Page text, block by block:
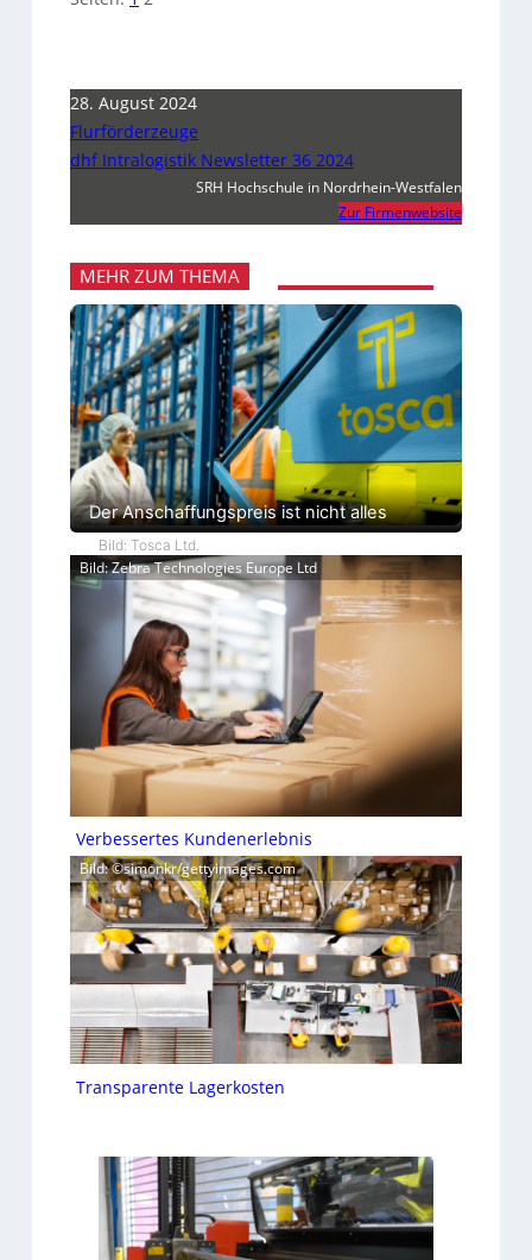
28. August 2024
Flurförderzeuge
dhf Intralogistik Newsletter 36 2024
SRH Hochschule in Nordrhein-Westfalen
Zur Firmenwebsite
MEHR ZUM THEMA
Der Anschaffungspreis ist nicht alles
Bild: Tosca Ltd.
Bild: Zebra Technologies Europe Ltd
Verbessertes Kundenerlebnis
Bild: ©simonkr/gettyimages.com
Transparente Lagerkosten